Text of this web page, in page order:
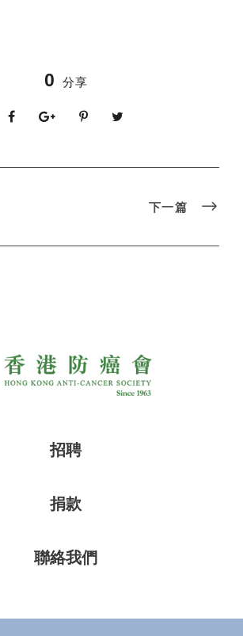
0 分享
下一篇
招聘
捐款
聯絡我們